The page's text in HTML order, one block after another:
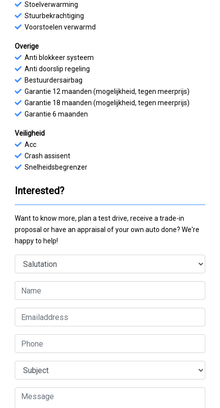
Stoelverwarming
Stuurbekrachtiging
Voorstoelen verwarmd
Overige
Anti blokkeer systeem
Anti doorslip regeling
Bestuurdersairbag
Garantie 12 maanden (mogelijkheid, tegen meerprijs)
Garantie 18 maanden (mogelijkheid, tegen meerprijs)
Garantie 6 maanden
Veiligheid
Acc
Crash assisent
Snelheidsbegrenzer
Interested?
Want to know more, plan a test drive, receive a trade-in
proposal or have an appraisal of your own auto done? We're
happy to help!